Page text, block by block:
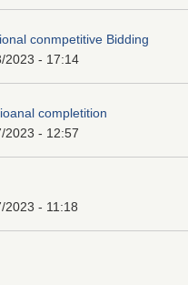
conmpetitive Bidding
2023 - 17:14
completition
2023 - 12:57
2023 - 11:18